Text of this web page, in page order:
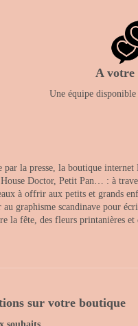
A votre
Une équipe
la presse, la boutique internet
Doctor, Petit Pan… : à
à offrir aux petits et grands
graphisme scandinave pour
la fête, des fleurs printanières et
sur votre boutique